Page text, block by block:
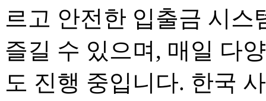
르고 안전한 입출금 시스
즐길 수 있으며, 매일 다
도 진행 중입니다. 한국